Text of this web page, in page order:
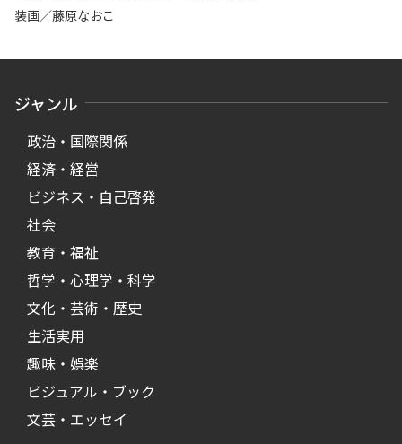
装画／藤原なおこ
ジャンル
政治・国際関係
経済・経営
ビジネス・自己啓発
社会
教育・福祉
哲学・心理学・科学
文化・芸術・歴史
生活実用
趣味・娯楽
ビジュアル・ブック
文芸・エッセイ